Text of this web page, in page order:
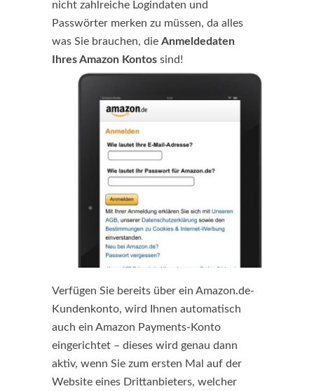
nicht zahlreiche Logindaten und
Passwörter merken zu müssen, da alles
was Sie brauchen, die Anmeldedaten
Ihres Amazon Kontos sind!
Verfügen Sie bereits über ein Amazon.de-
Kundenkonto, wird Ihnen automatisch
auch ein Amazon Payments-Konto
eingerichtet – dieses wird genau dann
aktiv, wenn Sie zum ersten Mal auf der
Website eines Drittanbieters, welcher